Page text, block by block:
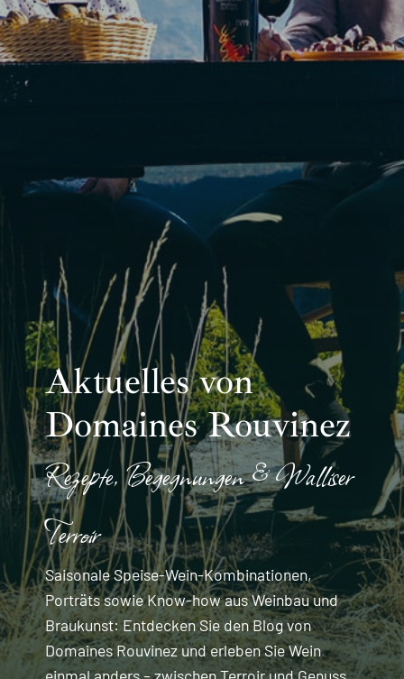
Aktuelles von
Domaines Rouvinez
Rezepte, Begegnungen & Walliser
Terroir
Saisonale Speise-Wein-Kombinationen,
Porträts sowie Know-how aus Weinbau und
Braukunst: Entdecken Sie den Blog von
Domaines Rouvinez und erleben Sie Wein